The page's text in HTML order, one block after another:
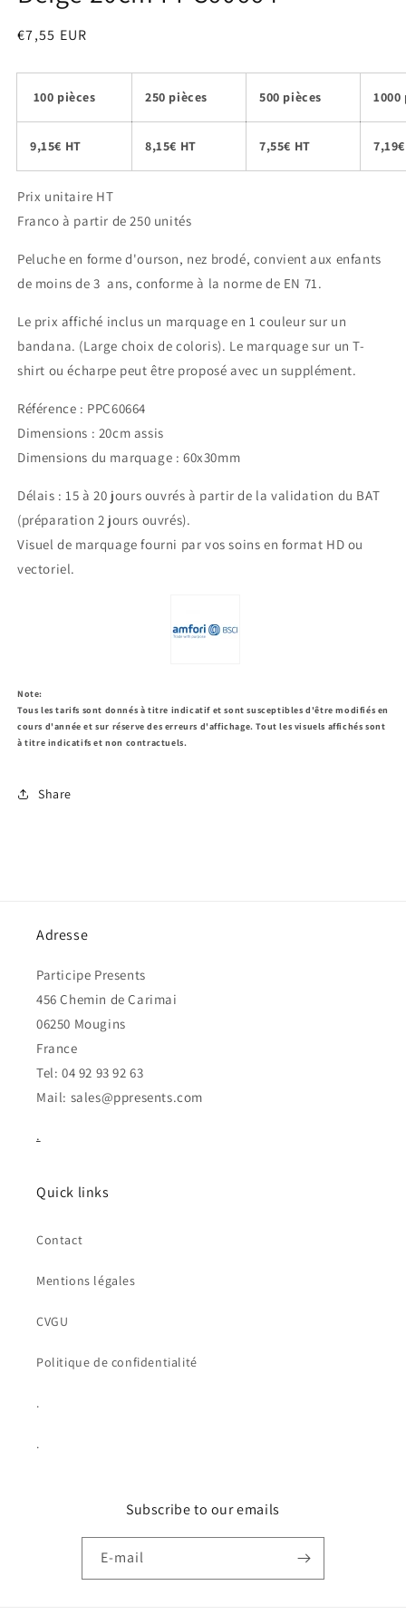
Prix
€7,55 EUR
100 pièces 250 pièces 500 pièces 1000
9,15€ HT 8,15€ HT 7,55€ HT
Prix unitaire HT
Franco à partir de 250 unités
Peluche en forme d'ourson, nez brodé, convient aux enfants
de moins de 3 ans, conforme à la norme de EN 71.
Le prix affiché inclus un marquage en 1 couleur sur un
bandana. (Large choix de coloris). Le marquage sur un T-
shirt ou écharpe peut être proposé avec un supplément.
Référence : PPC60664
Dimensions : 20cm assis
Dimensions du marquage : 60x30mm
Délais : 15 à 20 jours ouvrés à partir de la validation du BAT
(préparation 2 jours ouvrés).
Visuel de marquage fourni par vos soins en format HD ou
vectoriel.
Note:
Tous les tarifs sont donnés à titre indicatif et sont susceptibles d'être modifiés en
cours d'année et sur réserve des erreurs d'affichage. Tout les visuels affichés sont
à titre indicatifs et non contractuels.
Share
Adresse
Participe Presents
456 Chemin de Carimai
06250 Mougins
France
Tel: 04 92 93 92 63
Mail: sales@ppresents.com
.
Quick links
Contact
Mentions légales
CVGU
Politique de confidentialité
.
.
Subscribe to our emails
E-mail